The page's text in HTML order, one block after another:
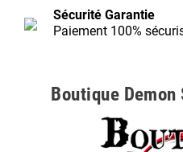
Sécurité Garantie
Paiement 100%
Boutique